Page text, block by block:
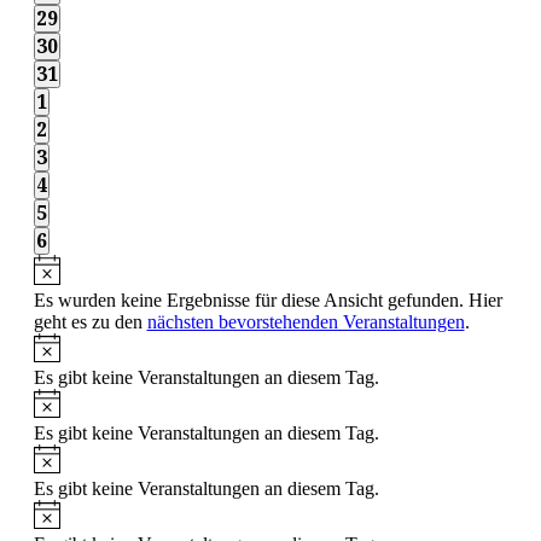
Veranstaltungen,
0
Veranstaltungen,
29
0
Veranstaltungen,
30
0
Veranstaltungen,
31
0
Veranstaltungen,
1
0
Veranstaltungen,
2
0
Veranstaltungen,
3
0
Veranstaltungen,
4
0
Veranstaltungen,
5
0
Veranstaltungen,
6
Es wurden keine Ergebnisse für diese Ansicht gefunden. Hier
geht es zu den nächsten bevorstehenden Veranstaltungen.
Es gibt keine Veranstaltungen an diesem Tag.
Es gibt keine Veranstaltungen an diesem Tag.
Es gibt keine Veranstaltungen an diesem Tag.